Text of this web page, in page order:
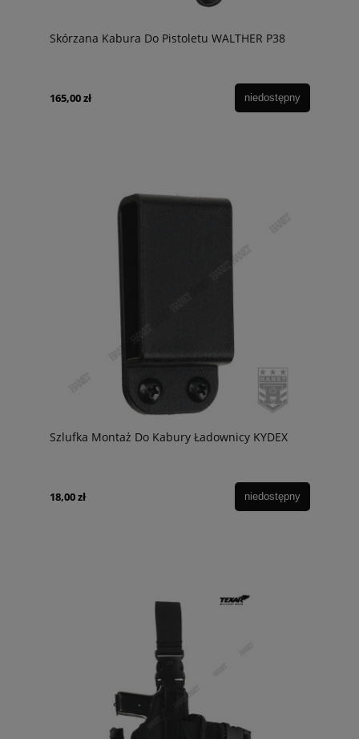
Skórzana Kabura Do Pistoletu WALTHER P38
165,00 zł niedostępny
Szlufka Montaż Do Kabury Ładownicy KYDEX
18,00 zł niedostępny